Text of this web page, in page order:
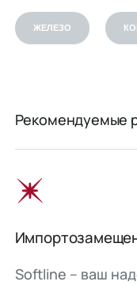
ЖЕЛЕЗО
Рекомендуемые
Softline – ваш